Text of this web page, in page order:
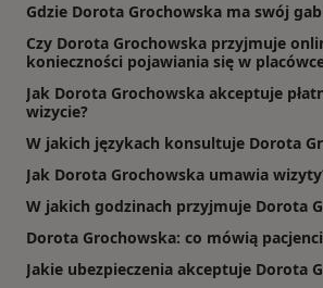
Gdzie Dorota Grochowska ma swój
Czy Dorota Grochowska przyjmuje
konieczności pojawiania się w
Jak Dorota Grochowska akceptuje
wizycie?
W jakich językach konsultuje Dorota
Jak Dorota Grochowska umawia
W jakich godzinach przyjmuje Dorota
Dorota Grochowska: co mówią
Jakie ubezpieczenia akceptuje Dorota